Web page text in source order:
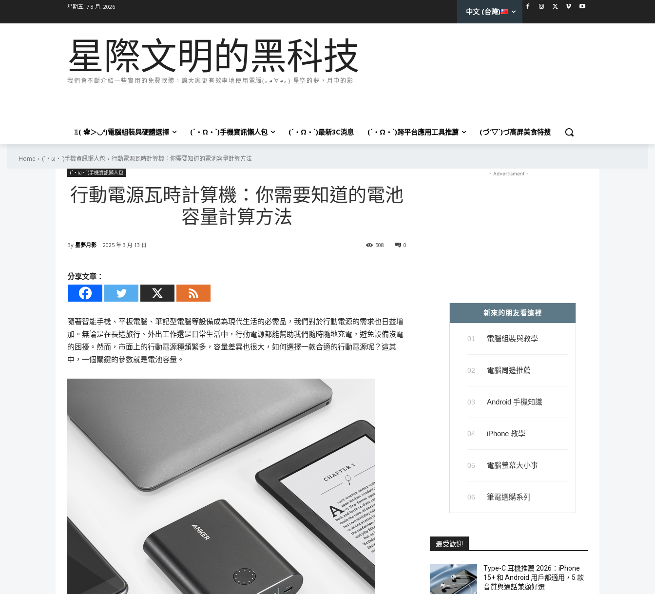
星期五, 7 8 月, 2026
中文 (台灣)
星際文明的黑科技
我們會不斷介紹一些實用的免費軟體，讓大家更有效率地使用電腦(｡◕∀◕｡) 星空的夢，月中的影
Ξ( ✿＞◡❛)電腦組裝與硬體選擇 (´・Ω・`)手機資訊懶人包 (´・Ω・`)最新3C消息 (´・Ω・`)跨平台應用工具推薦 (づ′▽`)づ高屏美食特搜
Home (´・ω・`)手機資訊懶人包 行動電源瓦時計算機：你需要知道的電池容量計算方法
(´・ω・`)手機資訊懶人包
行動電源瓦時計算機：你需要知道的電池
容量計算方法
By 星夢月影 2025 年 3 月 13 日 0
508
分享文章：
隨著智能手機、平板電腦、筆記型電腦等設備成為現代生活的必需品，我們對於行動電源的需求也日益增
加。無論是在長途旅行、外出工作還是日常生活中，行動電源都能幫助我們隨時隨地充電，避免設備沒電
的困擾。然而，市面上的行動電源種類繁多，容量差異也很大，如何選擇一款合適的行動電源呢？這其
中，一個關鍵的參數就是電池容量。
- Advertisment -
新來的朋友看這裡
01 電腦組裝與教學
02 電腦周邊推薦
03 Android 手機知識
04 iPhone 教學
05 電腦螢幕大小事
06 筆電選購系列
最受歡迎
Type-C 耳機推薦 2026：iPhone
15+ 和 Android 用戶都適用，5 款
音質與通話兼顧好選